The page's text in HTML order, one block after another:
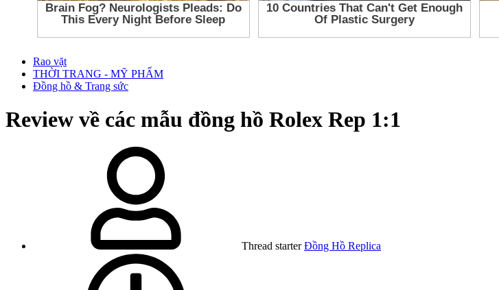
Rao vặt
THỜI TRANG - MỸ PHẨM
Đồng hồ & Trang sức
Review về các mẫu đồng hồ Rolex Rep 1:1
Thread starter Đồng Hồ Replica